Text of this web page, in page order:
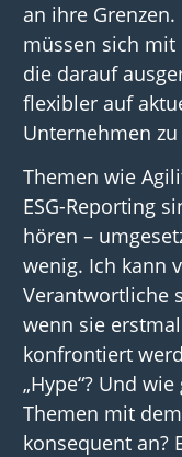
an ihre
müssen sich mit
die darauf
flexibler auf
Unternehmen
Themen wie
ESG-Reporting
hören –
wenig. Ich kann
Verantwortliche
wenn sie
konfrontiert
„Hype“? Und
Themen mit
konsequent an?